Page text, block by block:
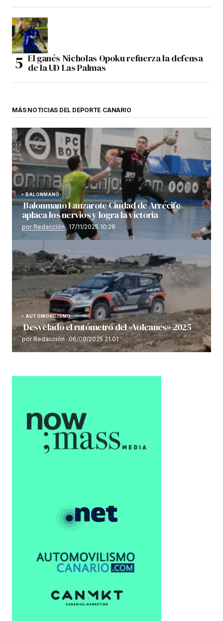
El ganés Nicholas Opoku refuerza la defensa
de la UD Las Palmas
MÁS NOTICIAS DEL DEPORTE CANARIO
BALONMANO
Balonmano Lanzarote Ciudad de Arrecife
aplaca los nervios y logra la victoria
por Redacción 17/11/2025 10:26
AUTOMOVILISMO
Desvelado el rutómetro del «Volcanes» 2025
por Redacción 06/08/2025 21:01